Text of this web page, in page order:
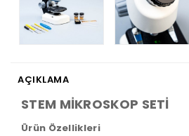
AÇIKLAMA
STEM MİKROSKOP SETİ
Ürün Özellikleri